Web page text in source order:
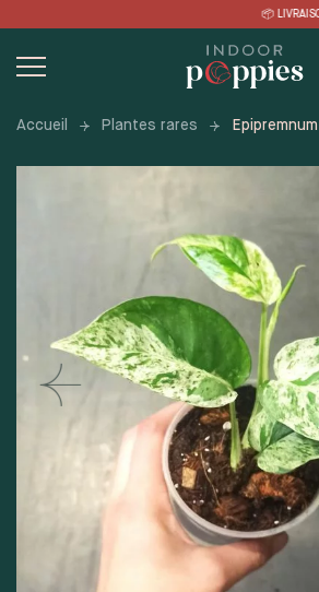
content
OFFERTE en
Accueil Plantes rares